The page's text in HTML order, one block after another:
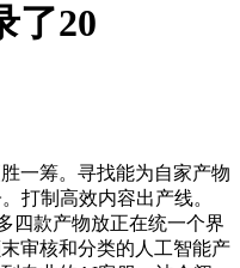
了20
筹。寻找能为自家产物
打制高效内容出产线。
四款产物放正在统一个界
审核和分类的人工智能产